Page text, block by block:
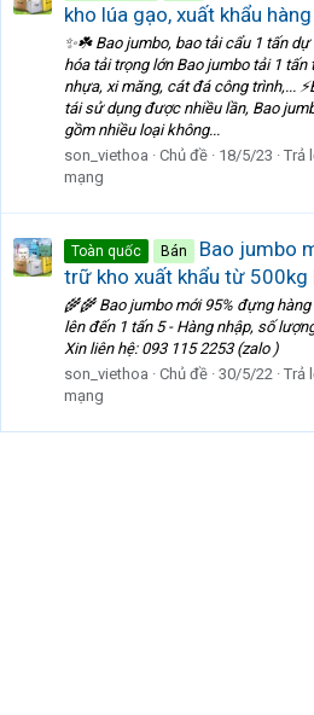
kho lúa gạo, xuất khẩu
✨☘️ Bao jumbo, bao tải cẩu 1 tấn
hóa tải trọng lớn Bao jumbo tải 1
nhựa, xi măng, cát đá công trình,...
tái sử dụng được nhiều lần, Bao
gồm nhiều loại không...
son_viethoa
Chủ đề 18/5/23 Trả
mạng
Toàn quốc Bán
Bao jumbo
trữ kho xuất khẩu từ 500kg
🌾🌾 Bao jumbo mới 95% đựng
lên đến 1 tấn 5 - Hàng nhập, số
Xin liên hệ: 093 115 2253 (zalo )
son_viethoa
Chủ đề 30/5/22 Trả
mạng